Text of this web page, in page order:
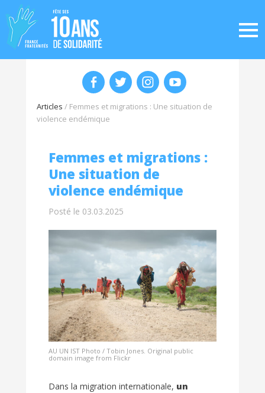
Articles / Femmes et migrations : Une situation de
violence endémique
Femmes et migrations :
Une situation de
violence endémique
Posté le 03.03.2025
AU UN IST Photo / Tobin Jones. Original public
domain image from Flickr
Dans la migration internationale, un